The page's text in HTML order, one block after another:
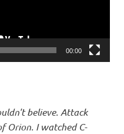
00:00
believe. Attack
Orion. I watched C-